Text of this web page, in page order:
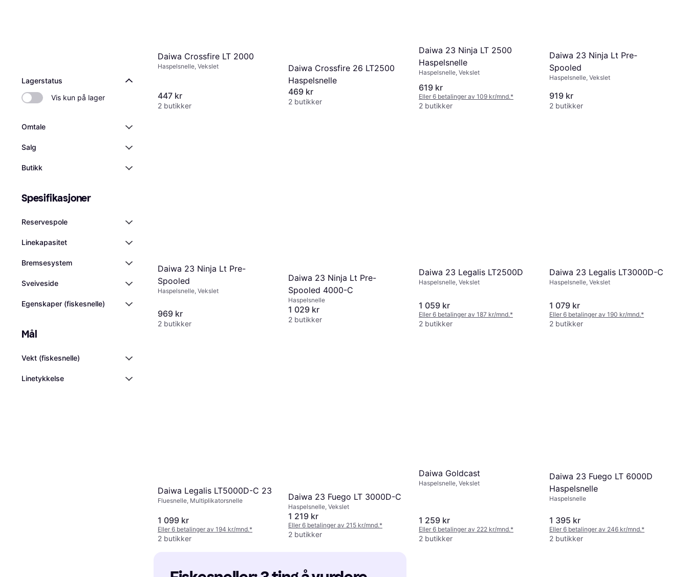
Lagerstatus
Vis kun på lager
Omtale
Salg
Butikk
Spesifikasjoner
Reservespole
Linekapasitet
Bremsesystem
Sveiveside
Egenskaper (fiskesnelle)
Mål
Vekt (fiskesnelle)
Linetykkelse
Daiwa Crossfire LT 2000
Haspelsnelle, Vekslet
447 kr
2 butikker
Daiwa Crossfire 26 LT2500
Haspelsnelle
469 kr
2 butikker
Daiwa 23 Ninja LT 2500
Haspelsnelle
Haspelsnelle, Vekslet
619 kr
Eller 6 betalinger av 109 kr/mnd.*
2 butikker
Daiwa 23 Ninja Lt Pre-
Spooled
Haspelsnelle, Vekslet
919 kr
2 butikker
Daiwa 23 Ninja Lt Pre-
Spooled
Haspelsnelle, Vekslet
969 kr
2 butikker
Daiwa 23 Ninja Lt Pre-
Spooled 4000-C
Haspelsnelle
1 029 kr
2 butikker
Daiwa 23 Legalis LT2500D
Haspelsnelle, Vekslet
1 059 kr
Eller 6 betalinger av 187 kr/mnd.*
2 butikker
Daiwa 23 Legalis LT3000D-C
Haspelsnelle, Vekslet
1 079 kr
Eller 6 betalinger av 190 kr/mnd.*
2 butikker
Daiwa Legalis LT5000D-C 23
Fluesnelle, Multiplikatorsnelle
1 099 kr
Eller 6 betalinger av 194 kr/mnd.*
2 butikker
Daiwa 23 Fuego LT 3000D-C
Haspelsnelle, Vekslet
1 219 kr
Eller 6 betalinger av 215 kr/mnd.*
2 butikker
Daiwa Goldcast
Haspelsnelle, Vekslet
1 259 kr
Eller 6 betalinger av 222 kr/mnd.*
2 butikker
Daiwa 23 Fuego LT 6000D
Haspelsnelle
Haspelsnelle
1 395 kr
Eller 6 betalinger av 246 kr/mnd.*
2 butikker